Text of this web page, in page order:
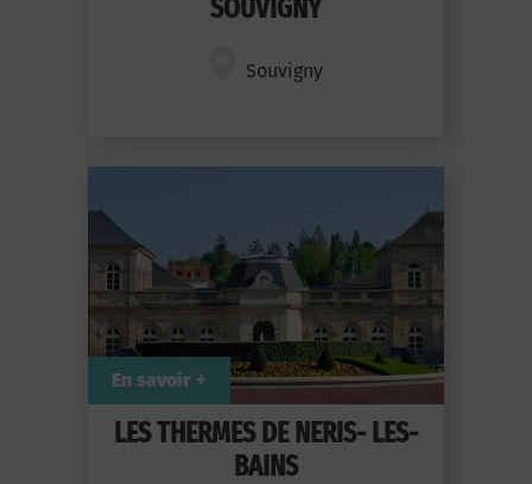
SOUVIGNY
Souvigny
LES THERMES DE NERIS- LES-
BAINS
En savoir +